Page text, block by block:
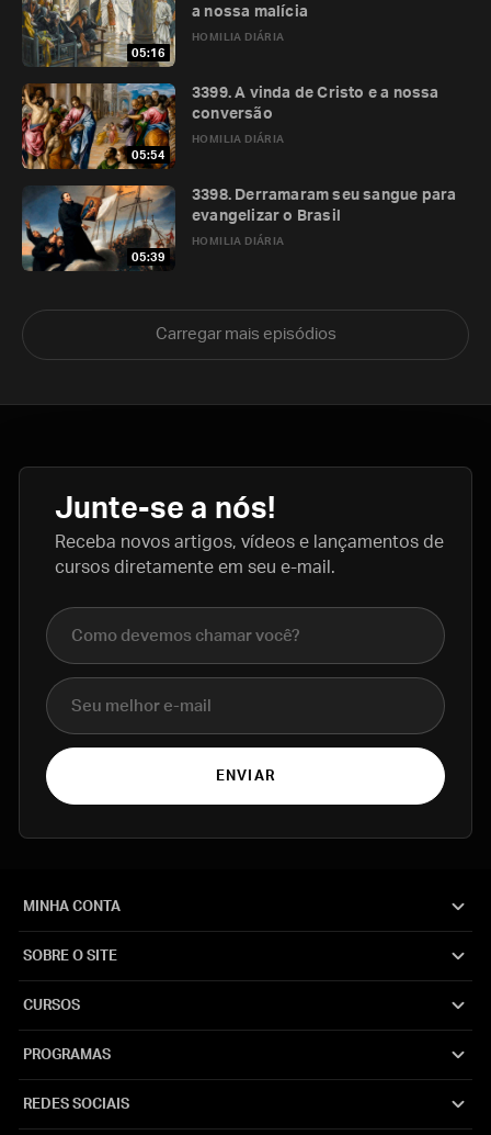
05:16
HOMILIA DIÁRIA
a nossa malícia
05:54
HOMILIA DIÁRIA
3399. A vinda de Cristo e a nossa
conversão
05:39
HOMILIA DIÁRIA
3398. Derramaram seu sangue para
evangelizar o Brasil
Carregar mais episódios
Junte-se a nós!
Receba novos artigos, vídeos e lançamentos de
cursos diretamente em seu e-mail.
Nome completo
E-mail
ENVIAR
MINHA CONTA
SOBRE O SITE
CURSOS
PROGRAMAS
REDES SOCIAIS